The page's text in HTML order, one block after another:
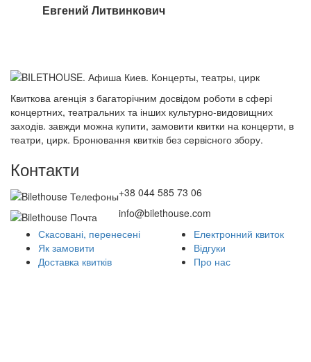
Евгений Литвинкович
Квиткова агенція з багаторічним досвідом роботи в сфері
концертних, театральних та інших культурно-видовищних
заходів. завжди можна купити, замовити квитки на концерти, в
театри, цирк. Бронювання квитків без сервісного збору.
Контакти
+38 044 585 73 06
info@bilethouse.com
Скасовані, перенесені
Як замовити
Доставка квитків
Електронний квиток
Відгуки
Про нас